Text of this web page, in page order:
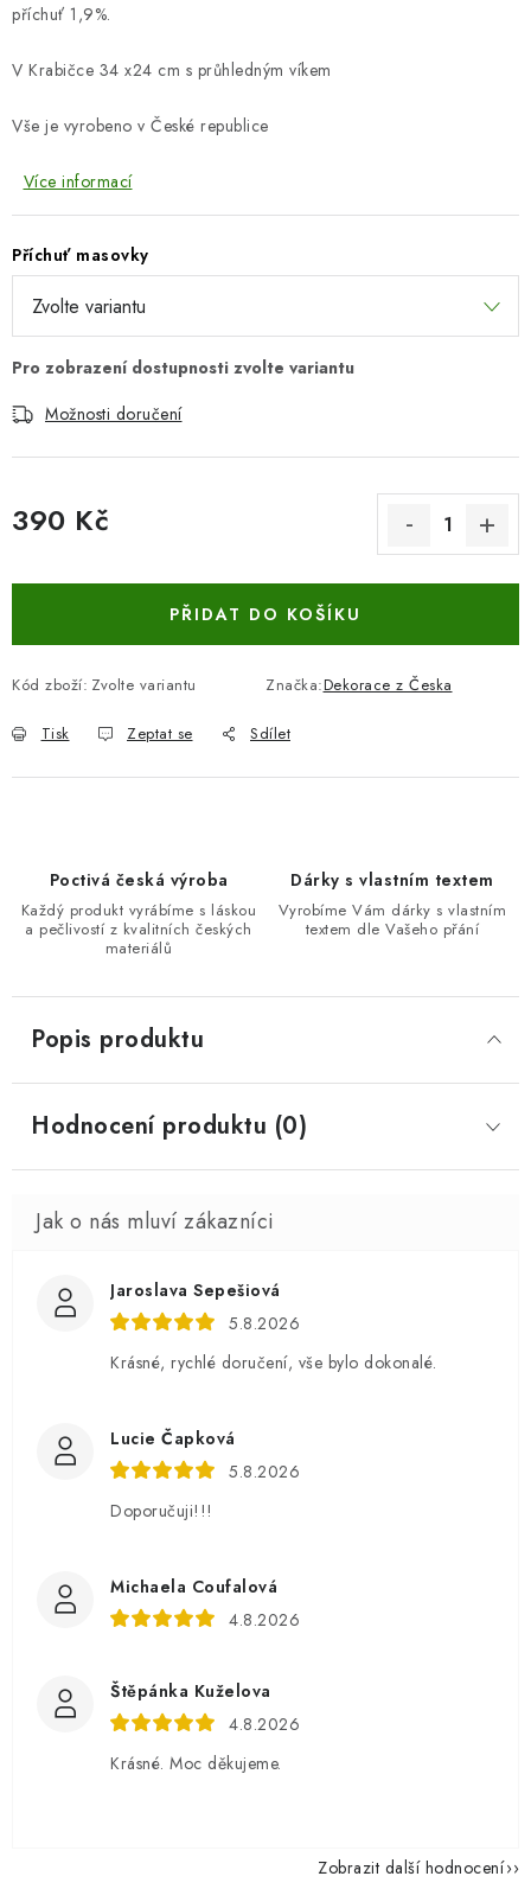
příchuť 1,9%.
V Krabičce 34 x24 cm s průhledným víkem
Vše je vyrobeno v České republice
Více informací
Příchuť masovky
Možnosti doručení
390 Kč
PŘIDAT DO KOŠÍKU
Kód zboží: Zvolte variantu Značka:Dekorace z Česka
Tisk Zeptat se Sdílet
Poctivá česká výroba
Každý produkt vyrábíme s láskou
a pečlivostí z kvalitních českých
materiálů
Dárky s vlastním textem
Vyrobíme Vám dárky s vlastním
textem dle Vašeho přání
Popis produktu
Hodnocení produktu (0)
Jaroslava Sepešiová
5.8.2026
Krásné, rychlé doručení, vše bylo dokonalé.
Lucie Čapková
5.8.2026
Doporučuji!!!
Michaela Coufalová
4.8.2026
Štěpánka Kuželova
4.8.2026
Krásné. Moc děkujeme.
Zobrazit další hodnocení